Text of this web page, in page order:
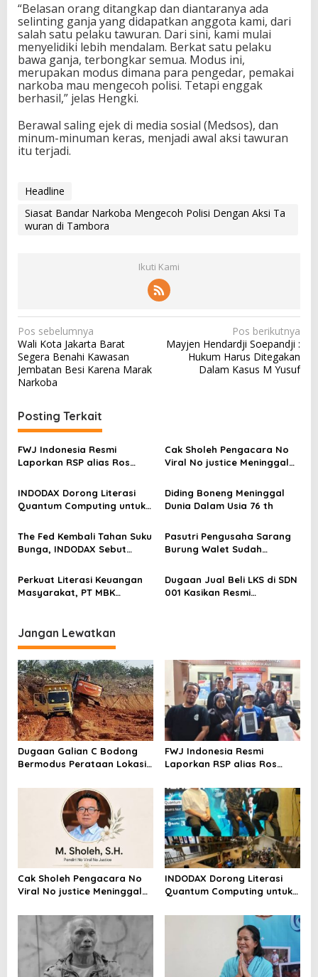
“Belasan orang ditangkap dan diantaranya ada
selinting ganja yang didapatkan anggota kami, dari
salah satu pelaku tawuran. Dari sini, kami mulai
menyelidiki lebih mendalam. Berkat satu pelaku
bawa ganja, terbongkar semua. Modus ini,
merupakan modus dimana para pengedar, pemakai
narkoba mau mengecoh polisi. Tetapi enggak
berhasil,” jelas Hengki.
Berawal saling ejek di media sosial (Medsos), dan
minum-minuman keras, menjadi awal aksi tawuran
itu terjadi.
Headline
Siasat Bandar Narkoba Mengecoh Polisi Dengan Aksi Ta
wuran di Tambora
Ikuti Kami
N
a
v
i
g
a
s
i
p
o
s
Pos sebelumnya
Wali Kota Jakarta Barat
Segera Benahi Kawasan
Jembatan Besi Karena Marak
Narkoba
Pos berikutnya
Mayjen Hendardji Soepandji :
Hukum Harus Ditegakan
Dalam Kasus M Yusuf
Posting Terkait
FWJ Indonesia Resmi
Laporkan RSP alias Ros
Cak Sholeh Pengacara No
Viral No justice Meninggal
INDODAX Dorong Literasi
Quantum Computing untuk
Blockchain
Diding Boneng Meninggal
Dunia Dalam Usia 76 th
The Fed Kembali Tahan Suku
Bunga, INDODAX Sebut
Sentimen Pasar
Pasutri Pengusaha Sarang
Burung Walet Sudah
Pelapor Desak Polda Jambi
Segera Lakukan Penahanan
Perkuat Literasi Keuangan
Masyarakat, PT MBK
Dugaan Jual Beli LKS di SDN
001 Kasikan Resmi
Jangan Lewatkan
Dugaan Galian C Bodong
Bermodus Perataan Lokasi
Riau Akan Tinjauan Lokasi
FWJ Indonesia Resmi
Laporkan RSP alias Ros
Cak Sholeh Pengacara No
Viral No justice Meninggal
INDODAX Dorong Literasi
Quantum Computing untuk
Blockchain